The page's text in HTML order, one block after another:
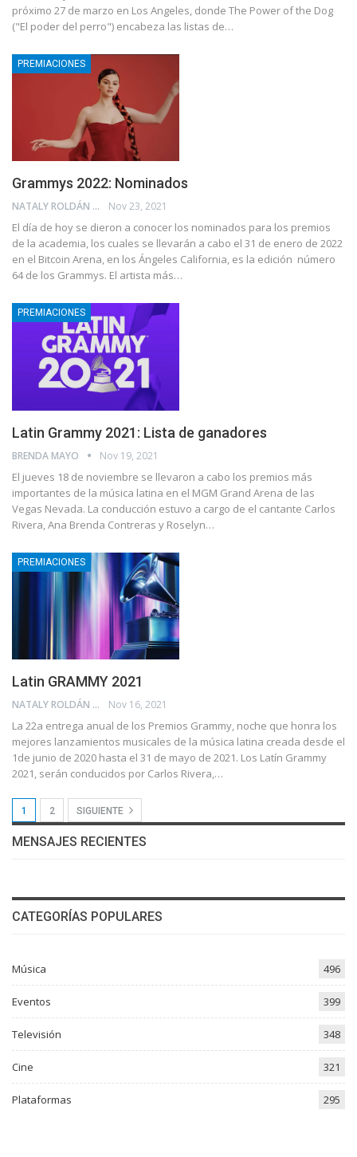
próximo 27 de marzo en Los Angeles, donde The Power of the Dog
("El poder del perro") encabeza las listas de…
PREMIACIONES
Grammys 2022: Nominados
NATALY ROLDÁN Nov 23, 2021
El día de hoy se dieron a conocer los nominados para los premios
de la academia, los cuales se llevarán a cabo el 31 de enero de 2022
en el Bitcoin Arena, en los Ángeles California, es la edición número
64 de los Grammys. El artista más…
PREMIACIONES
Latin Grammy 2021: Lista de ganadores
BRENDA MAYO Nov 19, 2021
El jueves 18 de noviembre se llevaron a cabo los premios más
importantes de la música latina en el MGM Grand Arena de las
Vegas Nevada. La conducción estuvo a cargo de el cantante Carlos
Rivera, Ana Brenda Contreras y Roselyn…
PREMIACIONES
Latin GRAMMY 2021
NATALY ROLDÁN Nov 16, 2021
La 22a entrega anual de los Premios Grammy, noche que honra los
mejores lanzamientos musicales de la música latina creada desde el
1de junio de 2020 hasta el 31 de mayo de 2021. Los Latín Grammy
2021, serán conducidos por Carlos Rivera,…
1 2 SIGUIENTE
MENSAJES RECIENTES
CATEGORÍAS POPULARES
Música 496
Eventos 399
Televisión 348
Cine 321
Plataformas 295